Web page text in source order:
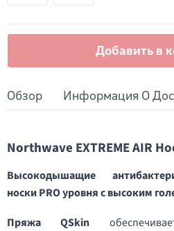
Добавить в
Обзор Информация О
Northwave EXTREME AIR
Высокодышащие
носки PRO уровня с высоким
Пряжа QSkin